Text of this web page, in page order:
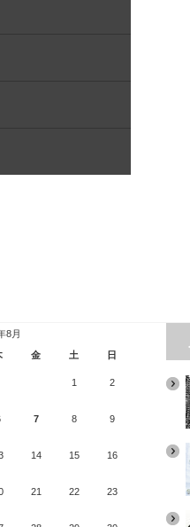
8月
金 土 日
1 2
7 8 9
14 15 16
21 22 23